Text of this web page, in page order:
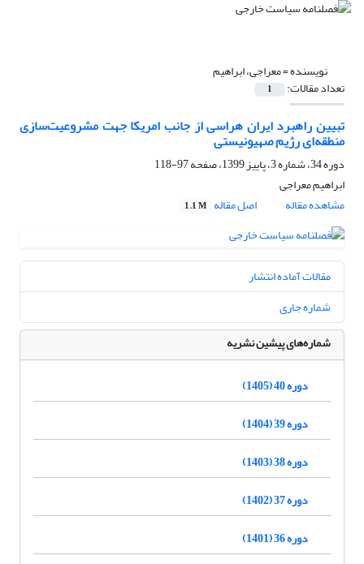
نویسنده =معراجی، ابراهیم
تعداد مقالات: 1
تبیین راهبرد ایران هراسی از جانب امریکا جهت مشروعیت‌سازی
منطقه‌ای رژیم صهیونیستی
دوره 34، شماره 3، پاییز 1399، صفحه
97-118
ابراهیم معراجی
مشاهده مقاله
اصل مقاله 1.1 M
مقالات آماده انتشار
شماره جاری
شماره‌های پیشین نشریه
دوره 40 (1405)
دوره 39 (1404)
دوره 38 (1403)
دوره 37 (1402)
دوره 36 (1401)